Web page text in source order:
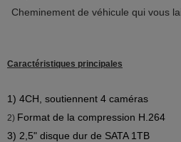
Cheminement de véhicule qui vous
Caractéristiques principales
1) 4CH, soutiennent 4 caméras
2) Format de la compression H.264
3) 2,5" disque dur de SATA 1TB